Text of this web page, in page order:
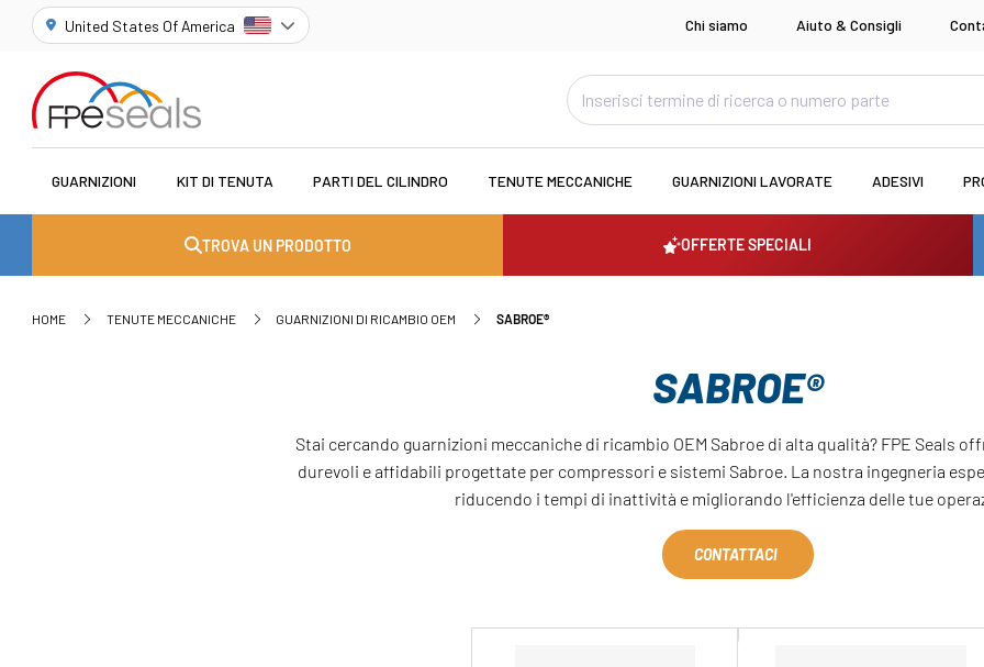
United States Of America Chi siamo Aiuto & Consigli
GUARNIZIONI KIT DI TENUTA PARTI DEL CILINDRO TENUTE MECCANICHE GUARNIZIONI LAVORATE ADESIVI
TROVA UN PRODOTTO OFFERTE SPECIALI
HOME TENUTE MECCANICHE GUARNIZIONI DI RICAMBIO OEM SABROE®
SABROE®
Stai cercando guarnizioni meccaniche di ricambio OEM Sabroe di alta qualità? FPE Seals
durevoli e affidabili progettate per compressori e sistemi Sabroe. La nostra ingegneria
riducendo i tempi di inattività e migliorando l'efficienza delle tue
CONTATTACI